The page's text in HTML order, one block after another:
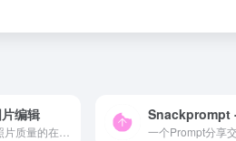
编辑